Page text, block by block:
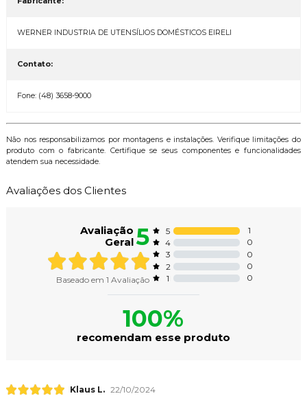
WERNER INDUSTRIA DE UTENSÍLIOS DOMÉSTICOS EIRELI
Contato:
Fone: (48) 3658-9000
Não nos responsabilizamos por montagens e instalações. Verifique limitações do
produto com o fabricante. Certifique se seus componentes e funcionalidades
atendem sua necessidade.
Avaliações dos Clientes
Avaliação
Geral5
Baseado em 1 Avaliação
5
1
4
0
3
0
2
0
1
0
100%
recomendam esse produto
Klaus L. 22/10/2024